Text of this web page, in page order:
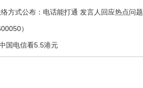
方式公布：电话能打通 发言人回应热点问题
）
国电信看5.5港元